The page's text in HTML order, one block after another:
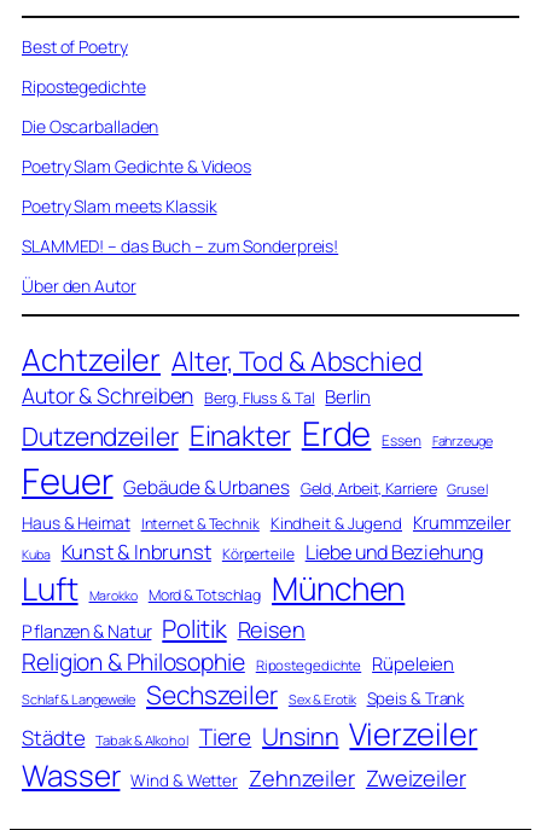
Best of Poetry
Ripostegedichte
Die Oscarballaden
Poetry Slam Gedichte & Videos
Poetry Slam meets Klassik
SLAMMED! – das Buch – zum Sonderpreis!
Über den Autor
Achtzeiler Alter, Tod & Abschied
Autor & Schreiben Berg, Fluss & Tal Berlin
Dutzendzeiler Einakter Erde Essen Fahrzeuge
Feuer Gebäude & Urbanes Geld, Arbeit, Karriere Grusel
Haus & Heimat Internet & Technik Kindheit & Jugend Krummzeiler
Kuba Kunst & Inbrunst Körperteile Liebe und Beziehung
Luft Marokko Mord & Totschlag München
Pflanzen & Natur Politik Reisen
Religion & Philosophie Ripostegedichte Rüpeleien
Schlaf & Langeweile Sechszeiler Sex & Erotik Speis & Trank
Städte Tabak & Alkohol Tiere Unsinn Vierzeiler
Wasser Wind & Wetter Zehnzeiler Zweizeiler